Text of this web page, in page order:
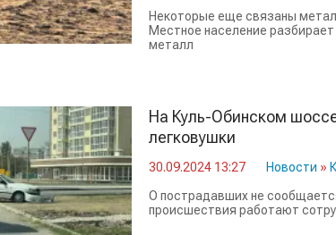
Некоторые еще связаны
Местное население
металл
На Куль-Обинском
легковушки
30.09.2024 13:27 Новости »
О пострадавших не
происшествия работают